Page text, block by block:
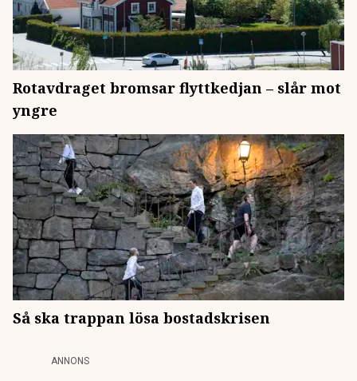
Rotavdraget bromsar flyttkedjan – slår mot
yngre
Så ska trappan lösa bostadskrisen
ANNONS